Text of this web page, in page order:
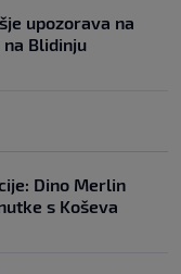
upozorava na
Blidinju
Dino Merlin
s Koševa